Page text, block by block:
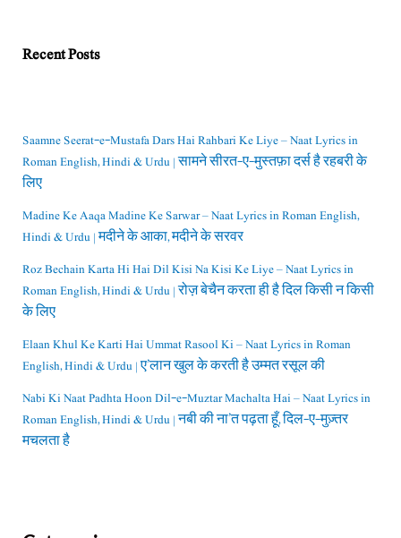
Recent Posts
Saamne Seerat-e-Mustafa Dars Hai Rahbari Ke Liye – Naat Lyrics in
Roman English, Hindi & Urdu | सामने सीरत-ए-मुस्तफ़ा दर्स है रहबरी के
लिए
Madine Ke Aaqa Madine Ke Sarwar – Naat Lyrics in Roman English,
Hindi & Urdu | मदीने के आका, मदीने के सरवर
Roz Bechain Karta Hi Hai Dil Kisi Na Kisi Ke Liye – Naat Lyrics in
Roman English, Hindi & Urdu | रोज़ बेचैन करता ही है दिल किसी न किसी
के लिए
Elaan Khul Ke Karti Hai Ummat Rasool Ki – Naat Lyrics in Roman
English, Hindi & Urdu | ए’लान खुल के करती है उम्मत रसूल की
Nabi Ki Naat Padhta Hoon Dil-e-Muztar Machalta Hai – Naat Lyrics in
Roman English, Hindi & Urdu | नबी की ना’त पढ़ता हूँ, दिल-ए-मुज़्तर
मचलता है